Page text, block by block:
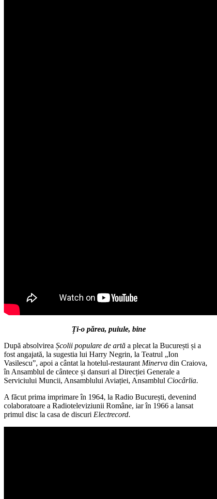
Ți-o părea, puiule, bine
După absolvirea Școlii populare de artă a plecat la București și a
fost angajată, la sugestia lui Harry Negrin, la Teatrul „Ion
Vasilescu”, apoi a cântat la hotelul-restaurant Minerva din Craiova,
în Ansamblul de cântece și dansuri al Direcției Generale a
Serviciului Muncii, Ansamblului Aviației, Ansamblul Ciocârlia.
A făcut prima imprimare în 1964, la Radio București, devenind
colaboratoare a Radioteleviziunii Române, iar în 1966 a lansat
primul disc la casa de discuri Electrecord.